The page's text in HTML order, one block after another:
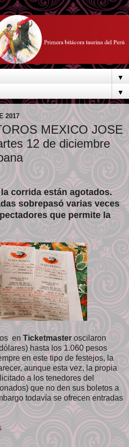
▼
▼
2017
MEXICO JOSE
12 de diciembre
corrida están agotados.
sobrepasó varias veces
que permite la
en Ticketmasteroscilaron
hasta los 1.060 pesos
en este tipo de festejos, la
aunque esta vez, la propia
a los tenedores del
que no den sus boletos a
todavía se ofrecen entradas